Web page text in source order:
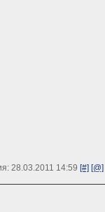
28.03.2011 14:59 [#] [@]